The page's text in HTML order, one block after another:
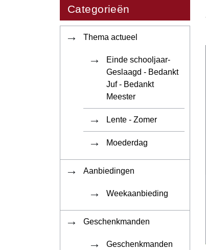
Categorieën
Thema actueel
Einde schooljaar-
Geslaagd - Bedankt
Juf - Bedankt
Meester
Lente - Zomer
Moederdag
Aanbiedingen
Weekaanbieding
Geschenkmanden
Geschenkmanden